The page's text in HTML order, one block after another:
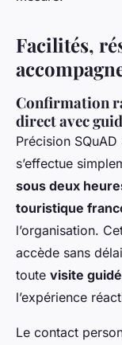
Facilités,
Confirmation
direct avec
Précision SQuAD
s’effectue
sous deux
touristique
l’organisation.
accède sans
toute visite
l’expérience
Le contact